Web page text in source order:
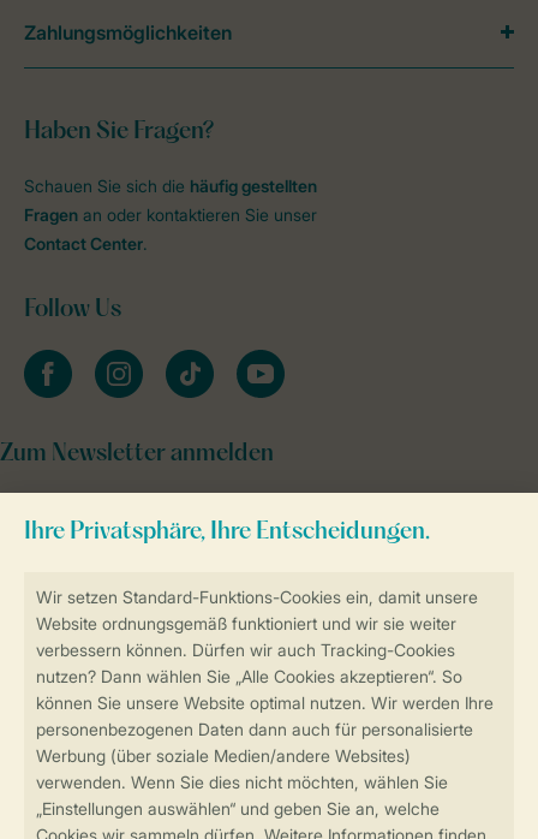
Sicherstellung Deiner Privatsphäre
Sicher und schnell zur Online-Buchung
Sichere Datenübertragung
Sicheres Bezahlen
Haben Sie Fragen?
Schauen Sie sich die häufig gestellten
Fragen an oder kontaktieren Sie unser
Contact Center.
Follow Us
facebookinstagramtiktok youtube
Zum Newsletter anmelden
Zahlungsmöglichkeiten